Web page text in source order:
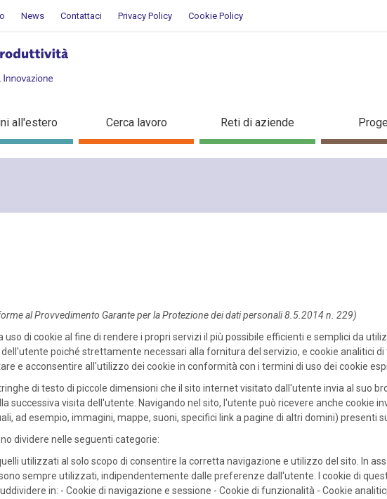
News Contattaci Privacy Policy Cookie Policy
all'estero Cerca lavoro Reti di aziende
al Provvedimento Garante per la Protezione dei dati personali 8.5.2014 n. 229)
di cookie al fine di rendere i propri servizi il più possibile efficienti e semplici da
poiché strettamente necessari alla fornitura del servizio, e cookie analitici
e acconsentire all'utilizzo dei cookie in conformità con i termini di uso dei cookie
di testo di piccole dimensioni che il sito internet visitato dall'utente invia al suo
successiva visita dell'utente. Navigando nel sito, l'utente può ricevere anche cookie
ad esempio, immagini, mappe, suoni, specifici link a pagine di altri domini) presenti
dividere nelle seguenti categorie:
utilizzati al solo scopo di consentire la corretta navigazione e utilizzo del sito. In
sempre utilizzati, indipendentemente dalle preferenze dall'utente. I cookie di
in: - Cookie di navigazione e sessione - Cookie di funzionalità - Cookie